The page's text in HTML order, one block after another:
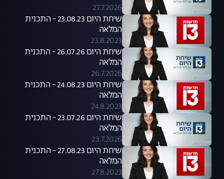
27.7.2026
שיחת היום 23.08.23 - התכנית
המלאה
23.8.2023
שיחת היום 26.07.26 - התכנית
המלאה
26.7.2026
שיחת היום 24.08.23 - התכנית
המלאה
24.8.2023
שיחת היום 23.07.26 - התכנית
המלאה
23.7.2026
שיחת היום 27.08.23 - התכנית
המלאה
27.8.2023